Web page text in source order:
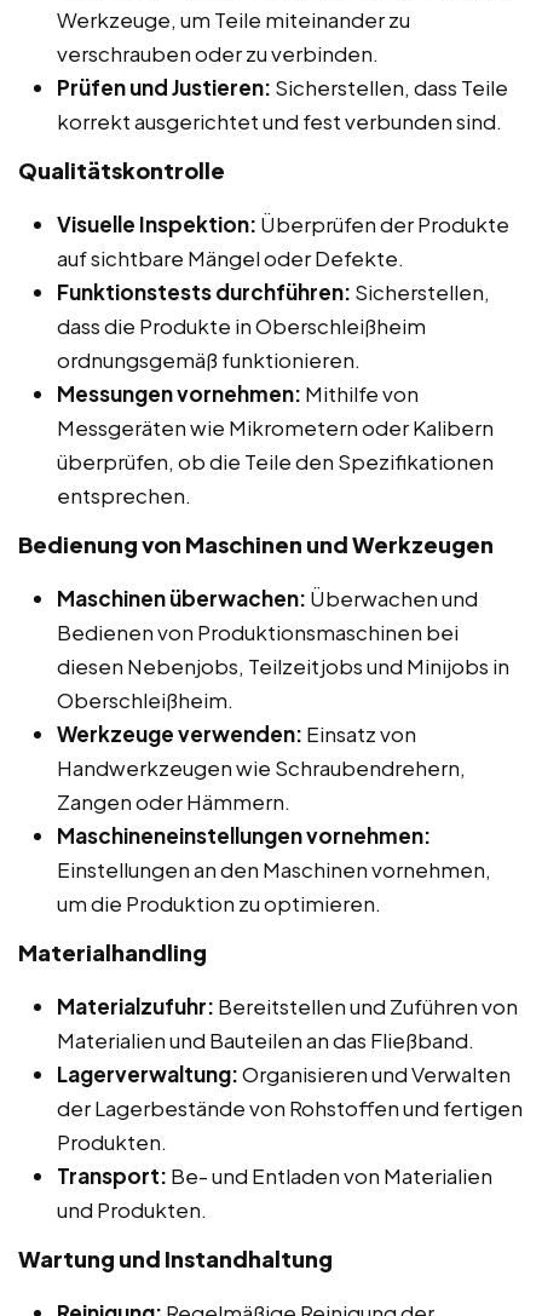
Werkzeuge, um Teile miteinander zu
verschrauben oder zu verbinden.
Prüfen und Justieren: Sicherstellen, dass Teile
korrekt ausgerichtet und fest verbunden sind.
Qualitätskontrolle
Visuelle Inspektion: Überprüfen der Produkte
auf sichtbare Mängel oder Defekte.
Funktionstests durchführen: Sicherstellen,
dass die Produkte in Oberschleißheim
ordnungsgemäß funktionieren.
Messungen vornehmen: Mithilfe von
Messgeräten wie Mikrometern oder Kalibern
überprüfen, ob die Teile den Spezifikationen
entsprechen.
Bedienung von Maschinen und Werkzeugen
Maschinen überwachen: Überwachen und
Bedienen von Produktionsmaschinen bei
diesen Nebenjobs, Teilzeitjobs und Minijobs in
Oberschleißheim.
Werkzeuge verwenden: Einsatz von
Handwerkzeugen wie Schraubendrehern,
Zangen oder Hämmern.
Maschineneinstellungen vornehmen:
Einstellungen an den Maschinen vornehmen,
um die Produktion zu optimieren.
Materialhandling
Materialzufuhr: Bereitstellen und Zuführen von
Materialien und Bauteilen an das Fließband.
Lagerverwaltung:Organisieren und Verwalten
der Lagerbestände von Rohstoffen und fertigen
Produkten.
Transport: Be- und Entladen von Materialien
und Produkten.
Wartung und Instandhaltung